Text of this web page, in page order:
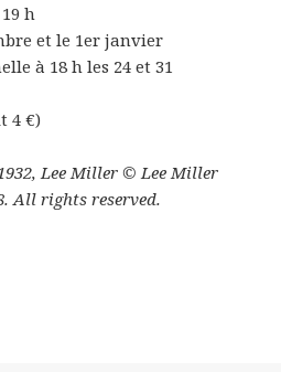
h
et le 1er janvier
à 18 h les 24 et 31
4 €)
Lee Miller © Lee Miller
All rights reserved.